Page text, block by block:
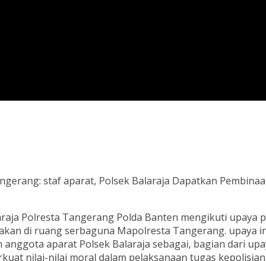
staf aparat, Polsek Balaraja Dapatkan
Polresta Tangerang Polda Banten mengikuti upaya
di ruang serbaguna Mapolresta Tangerang. upaya
aparat Polsek Balaraja sebagai, bagian dari
nilai-nilai moral dalam pelaksanaan tugas kepolisian.